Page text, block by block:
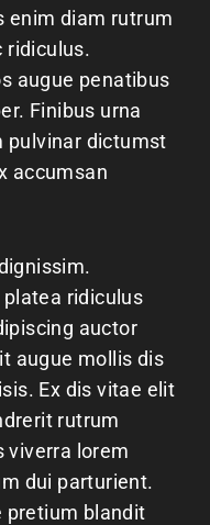
enim diam rutrum
ridiculus.
augue penatibus
Finibus urna
pulvinar dictumst
accumsan
ridiculus
auctor
augue mollis dis
Ex dis vitae elit
rutrum
viverra lorem
dui parturient.
pretium blandit